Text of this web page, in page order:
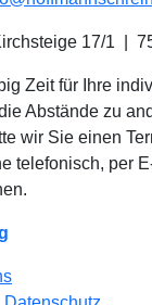
17/1
Zeit für Ihre
Abstände zu
wir Sie einen
telefonisch, per